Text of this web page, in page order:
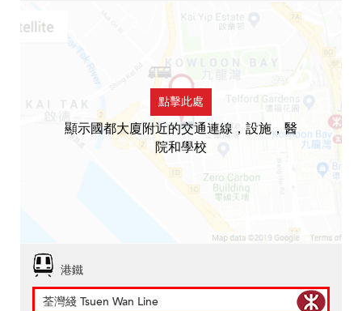
點擊此處
顯示國都大廈附近的交通連線，設施，醫
院和學校
港鐵
荃灣綫 Tsuen Wan Line